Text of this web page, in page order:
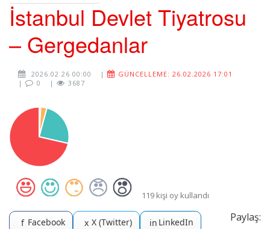
İstanbul Devlet Tiyatrosu
– Gergedanlar
2026.02.26 00:00 |
GÜNCELLEME: 26.02.2026 17:01
|
0 | 3687
119 kişi oy kullandı
Paylaş:
f Facebook x X (Twitter) in LinkedIn